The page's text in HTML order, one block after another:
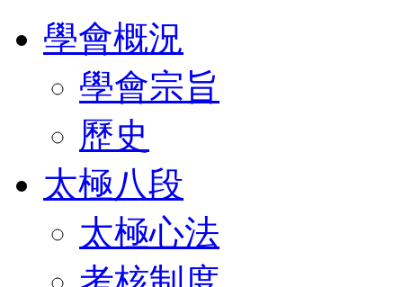
學會概況
學會宗旨
歷史
太極八段
太極心法